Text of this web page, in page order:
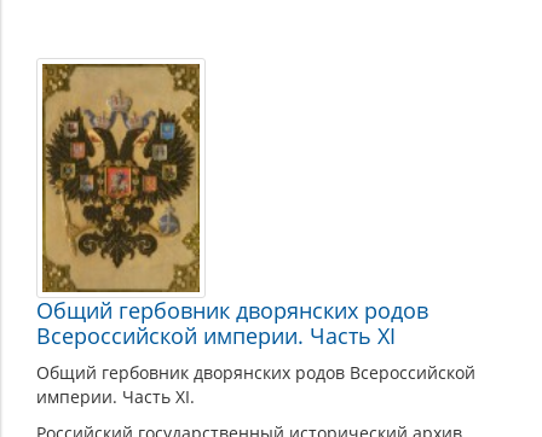
Общий гербовник дворянских родов
Всероссийской империи. Часть XI
Общий гербовник дворянских родов Всероссийской
империи. Часть XI.